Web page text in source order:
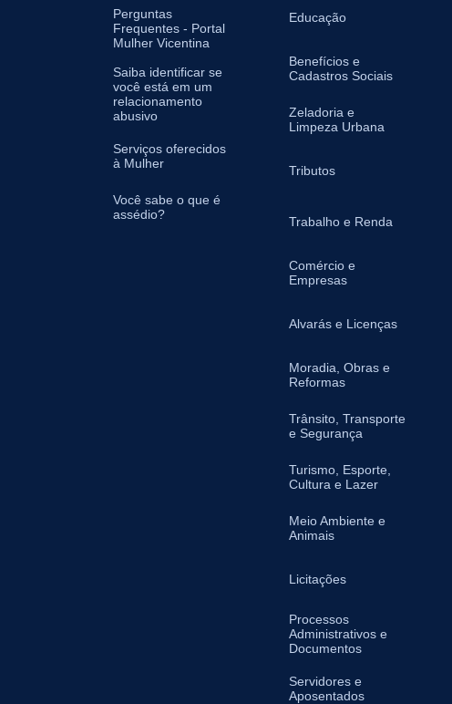
Perguntas
Frequentes - Portal
Mulher Vicentina
Saiba identificar se
você está em um
relacionamento
abusivo
Serviços oferecidos
à Mulher
Você sabe o que é
assédio?
Educação
Benefícios e
Cadastros Sociais
Zeladoria e
Limpeza Urbana
Tributos
Trabalho e Renda
Comércio e
Empresas
Alvarás e Licenças
Moradia, Obras e
Reformas
Trânsito, Transporte
e Segurança
Turismo, Esporte,
Cultura e Lazer
Meio Ambiente e
Animais
Licitações
Processos
Administrativos e
Documentos
Servidores e
Aposentados